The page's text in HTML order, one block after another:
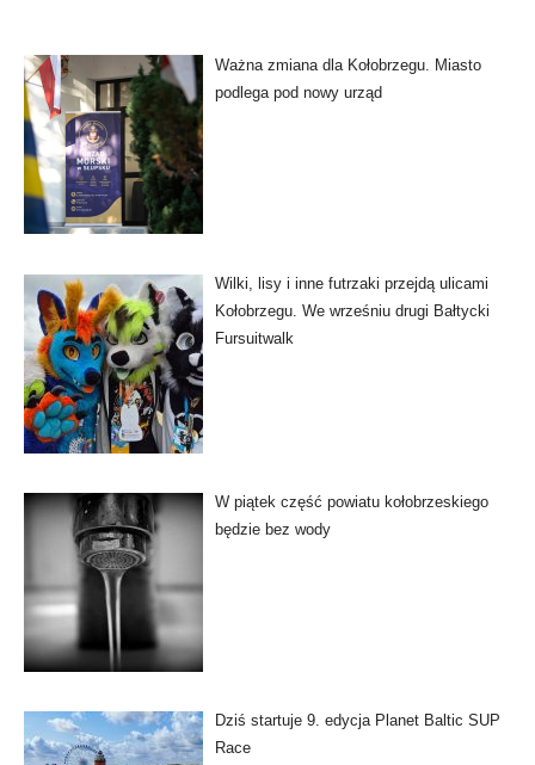
Ważna zmiana dla Kołobrzegu. Miasto
podlega pod nowy urząd
Wilki, lisy i inne futrzaki przejdą ulicami
Kołobrzegu. We wrześniu drugi Bałtycki
Fursuitwalk
W piątek część powiatu kołobrzeskiego
będzie bez wody
Dziś startuje 9. edycja Planet Baltic SUP
Race